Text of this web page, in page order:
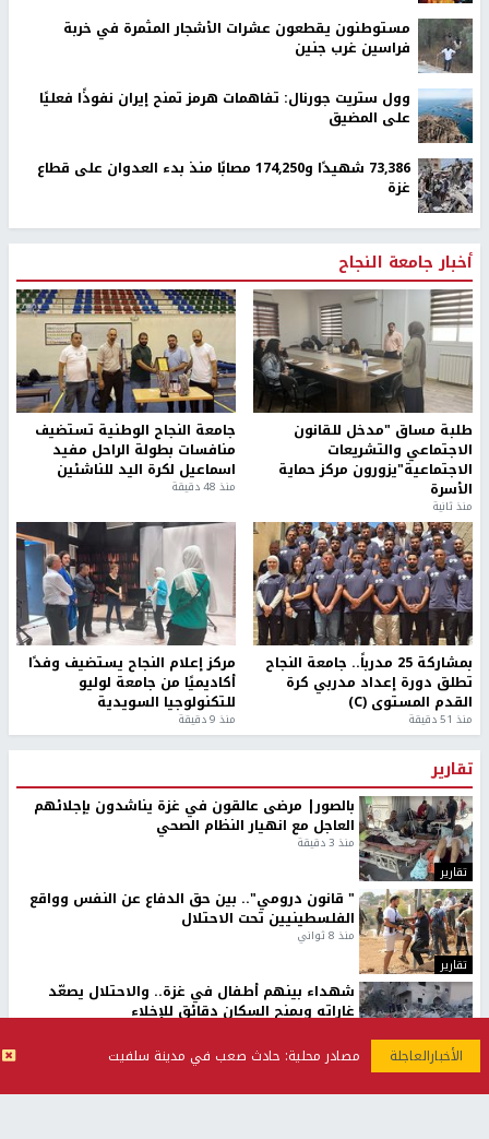
مصادر محلية: حادث صعب في مدينة سلفيت
مستوطنون يقطعون عشرات الأشجار المثمرة في خربة
فراسين غرب جنين
وول ستريت جورنال: تفاهمات هرمز تمنح إيران نفوذًا فعليًا
على المضيق
73,386 شهيدًا و174,250 مصابًا منذ بدء العدوان على قطاع
غزة
أخبار جامعة النجاح
طلبة مساق "مدخل للقانون
الاجتماعي والتشريعات
الاجتماعية"يزورون مركز حماية
الأسرة
منذ ثانية
جامعة النجاح الوطنية تستضيف
منافسات بطولة الراحل مفيد
اسماعيل لكرة اليد للناشئين
منذ 48 دقيقة
بمشاركة 25 مدرباً.. جامعة النجاح
تطلق دورة إعداد مدربي كرة
القدم المستوى (C)
منذ 51 دقيقة
مركز إعلام النجاح يستضيف وفدًا
أكاديميًا من جامعة لوليو
للتكنولوجيا السويدية
منذ 9 دقيقة
تقارير
تقارير
بالصور| مرضى عالقون في غزة يناشدون بإجلائهم
العاجل مع انهيار النظام الصحي
منذ 3 دقيقة
تقارير
" قانون درومي".. بين حق الدفاع عن النفس وواقع
الفلسطينيين تحت الاحتلال
منذ 8 ثواني
تقارير
شهداء بينهم أطفال في غزة.. والاحتلال يصعّد
غاراته ويمنح السكان دقائق للإخلاء